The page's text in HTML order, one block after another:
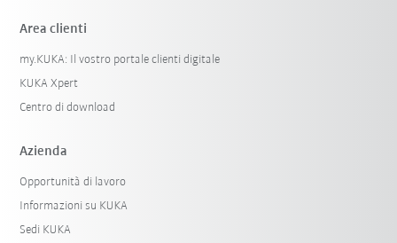
Area clienti
my.KUKA: Il vostro portale clienti digitale
KUKA Xpert
Centro di download
Azienda
Opportunità di lavoro
Informazioni su KUKA
Sedi KUKA